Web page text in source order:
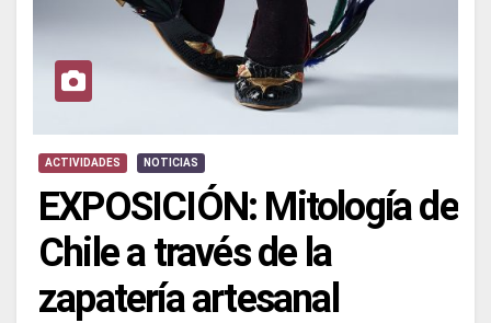
ACTIVIDADES NOTICIAS
EXPOSICIÓN: Mitología de
Chile a través de la
zapatería artesanal